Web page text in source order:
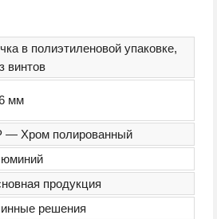
в полиэтиленовой упаковке,
винтов
мм
— Хром полированный
продукция
решения